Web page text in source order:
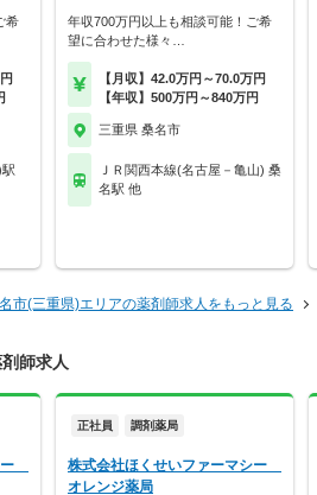
希
年収700万円以上も相談可能！ご希
望に合わせた様々…
【月収】42.0万円～70.0万円
【年収】500万円～840万円
三重県 桑名市
ＪＲ関西本線(名古屋－亀山) 桑
名駅 他
市(三重県)エリアの薬剤師求人をもっと見る
師求人
ー
正社員 調剤薬局
株式会社ほくせいファーマシー
オレンジ薬局